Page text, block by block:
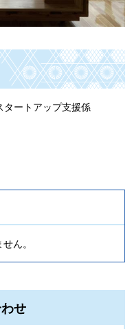
タートアップ支援係
ん。
せ